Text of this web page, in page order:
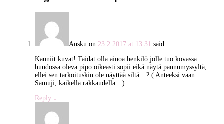
Ansku on 23.2.2017 at 13:31 said:
Kauniit kuvat! Taidat olla ainoa henkilö jolle tuo kovassa
huudossa oleva pipo oikeasti sopii eikä näytä pannumyssyltä,
ellei sen tarkoituskin ole näyttää siltä…? ( Anteeksi vaan
Samuji, kaikella rakkaudella…)
Reply ↓